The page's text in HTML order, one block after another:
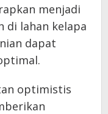
menjadi
di lahan kelapa
dapat
optimistis